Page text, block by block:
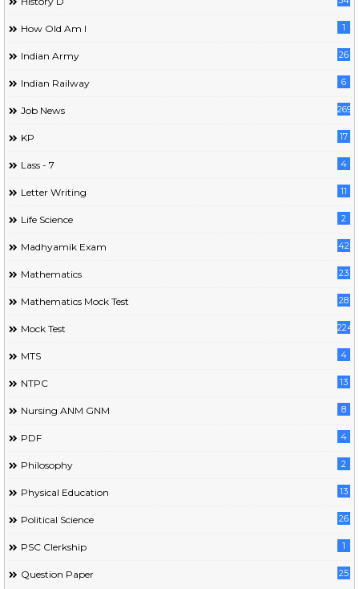
How Old Am I 1
Indian Army 26
Indian Railway 6
Job News 269
KP 17
Lass - 7 4
Letter Writing 11
Life Science 2
Madhyamik Exam 42
Mathematics 23
Mathematics Mock Test 28
Mock Test 224
MTS 4
NTPC 13
Nursing ANM GNM 8
PDF 4
Philosophy 2
Physical Education 13
Political Science 26
PSC Clerkship 1
Question Paper 25